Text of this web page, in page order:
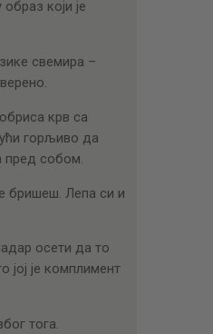
који је
свемира –
крв са
горљиво да
пред собом.
бришеш. Лепа си и
осети да то
јој је комплимент
тога.